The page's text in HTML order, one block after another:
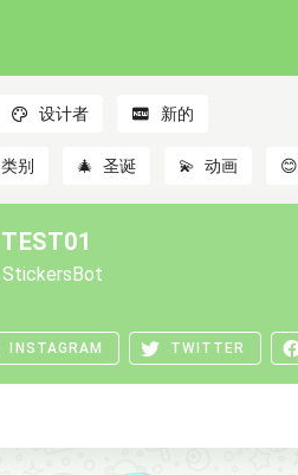
设计者 新的
类别 🎄 圣诞 💫 动画 😊
TEST01
StickersBot
INSTAGRAM TWITTER